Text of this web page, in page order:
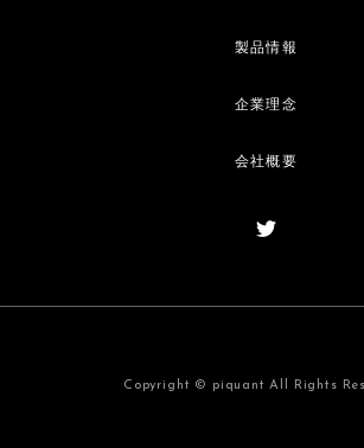
製品情報
企業理念
会社概要
Copyright © piquant All Rights